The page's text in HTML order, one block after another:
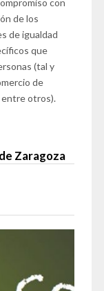
con
de los
de igualdad
que
(tal y
de
entre otros).
Zaragoza